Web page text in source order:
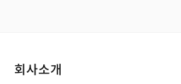
회사소개